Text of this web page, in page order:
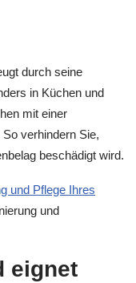
durch seine
in Küchen und
mit einer
verhindern Sie,
beschädigt wird.
und Pflege Ihres
und
eignet